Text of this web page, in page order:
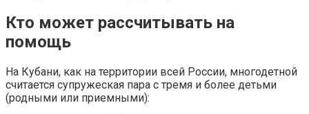
Кто может рассчитывать на
помощь
На Кубани, как на территории всей России, многодетной
считается супружеская пара с тремя и более детьми
(родными или приемными):